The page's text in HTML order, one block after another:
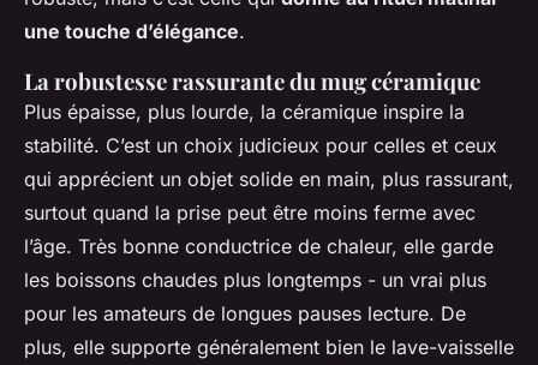
une touche d’élégance.
La robustesse rassurante du mug céramique
Plus épaisse, plus lourde, la céramique inspire la
stabilité. C’est un choix judicieux pour celles et ceux
qui apprécient un objet solide en main, plus rassurant,
surtout quand la prise peut être moins ferme avec
l’âge. Très bonne conductrice de chaleur, elle garde
les boissons chaudes plus longtemps - un vrai plus
pour les amateurs de longues pauses lecture. De
plus, elle supporte généralement bien le lave-vaisselle